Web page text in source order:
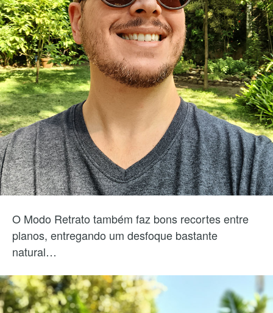
O Modo Retrato também faz bons recortes entre
planos, entregando um desfoque bastante
natural…